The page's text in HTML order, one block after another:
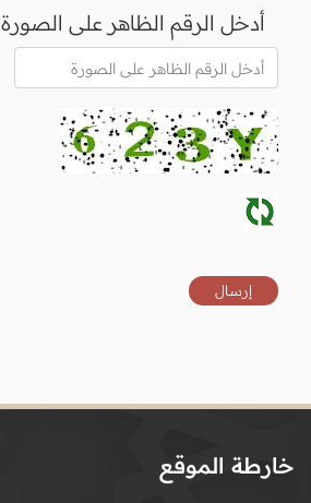
أدخل الرقم الظاهر على الصورة
خارطة الموقع